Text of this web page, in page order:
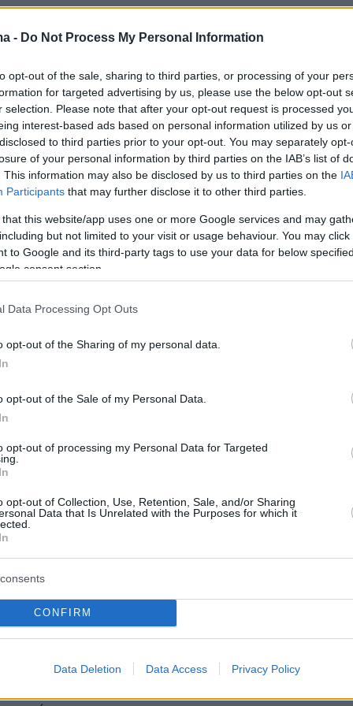
- Do Not Process My Personal Information
opt-out of the sale, sharing to third parties, or processing of your
for targeted advertising by us, please use the below opt-out
selection. Please note that after your opt-out request is processed
interest-based ads based on personal information utilized by us
to third parties prior to your opt-out. You may separately
of your personal information by third parties on the IAB’s list of
This information may also be disclosed by us to third parties on the
Participants that may further disclose it to other third parties.
that this website/app uses one or more Google services and may
but not limited to your visit or usage behaviour. You may
to Google and its third-party tags to use your data for below
consent section.
Data Processing Opt Outs
opt-out of the Sharing of my personal data.
opt-out of the Sale of my Personal Data.
opt-out of processing my Personal Data for Targeted
opt-out of Collection, Use, Retention, Sale, and/or Sharing
Data that Is Unrelated with the Purposes for which it
CONFIRM
Data Deletion Data Access Privacy Policy
πέντε και τέταρτο από το σπίτι και
το όχημα. Οπότε, το μυαλό του
κάτι έγινε, το αμάξι έχει αίμα, έχει αίμα και
συνοδηγού γιατί είναι κλούβα και την
για να βάλει μέσα τον προφυλακτήρα.
τον έπιασε είχε αίμα και στην πόρτα, και
ρόδα, δεν ξέρω που... Τσακιωνόντουσαν, την
έκανε στροφή αυτός και γύρισε και της
όπως αυτή ήταν κάτω στο πάτωμα και πήγε να
της την έπαιξε στο κεφάλι, γιατί είναι ο
της κλούβας λίγο ψηλός», λέει
ο κουνιάδος της για το συμβάν:
ότι η πόρτα του αμαξιού είναι
άνοιξε η πόρτα και έπεσε όπως
στην πόρτα, άνοιξε η πόρτα και έπεσε.
βίαιος τον τελευταίο καιρό. Τα τελευταία
βίαιος. Αυτός βασιζόταν στό ότι η αδελφή